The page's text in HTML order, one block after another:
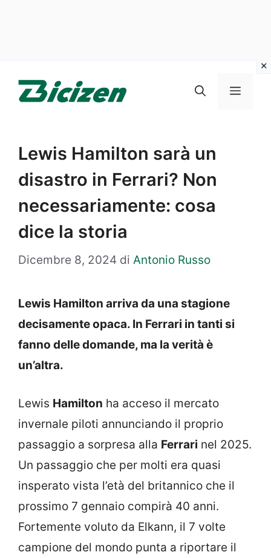
Menu
Lewis Hamilton sarà un
disastro in Ferrari? Non
necessariamente: cosa
dice la storia
Dicembre 8, 2024 di Antonio Russo
Lewis Hamilton arriva da una stagione
decisamente opaca. In Ferrari in tanti si
fanno delle domande, ma la verità è
un’altra.
Lewis Hamilton ha acceso il mercato
invernale piloti annunciando il proprio
passaggio a sorpresa alla Ferrari nel 2025.
Un passaggio che per molti era quasi
insperato vista l’età del britannico che il
prossimo 7 gennaio compirà 40 anni.
Fortemente voluto da Elkann, il 7 volte
campione del mondo punta a riportare il